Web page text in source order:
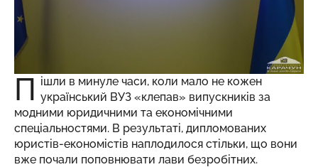
П ішли в минуле часи, коли мало не кожен
український ВУЗ «клепав» випускників за
модними юридичними та економічними
спеціальностями. В результаті, дипломованих
юристів-економістів наплодилося стільки, що вони
вже почали поповнювати лави безробітних.